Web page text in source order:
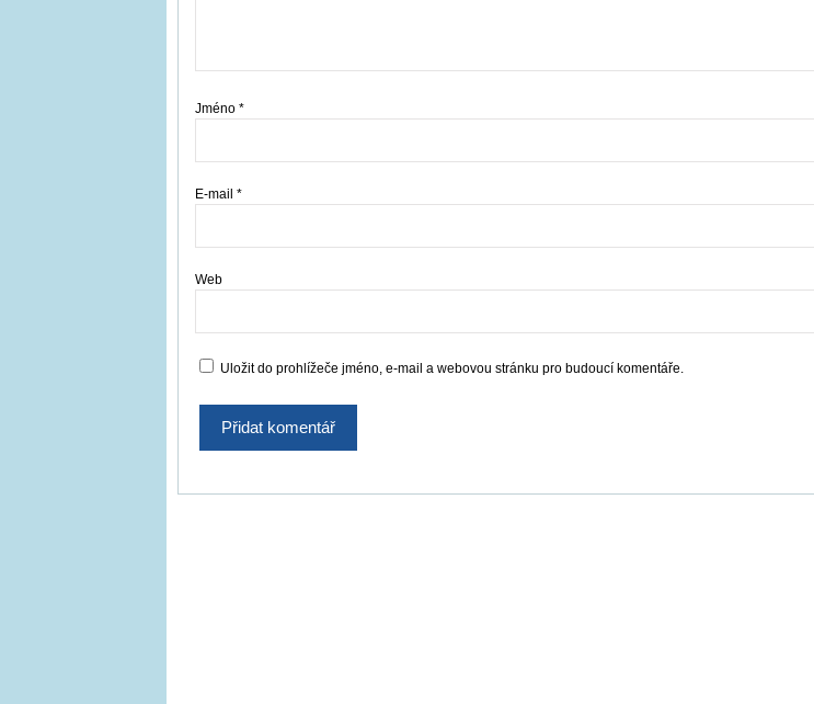
Jméno *
E-mail *
Web
Uložit do prohlížeče jméno, e-mail a webovou stránku pro budoucí komentáře.